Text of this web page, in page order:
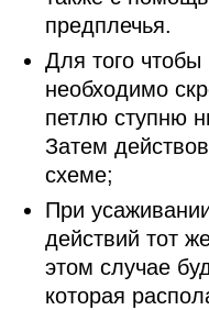
предплечья.
Для того чтобы
необходимо
петлю ступню
Затем
схеме;
При
действий тот
этом случае
которая